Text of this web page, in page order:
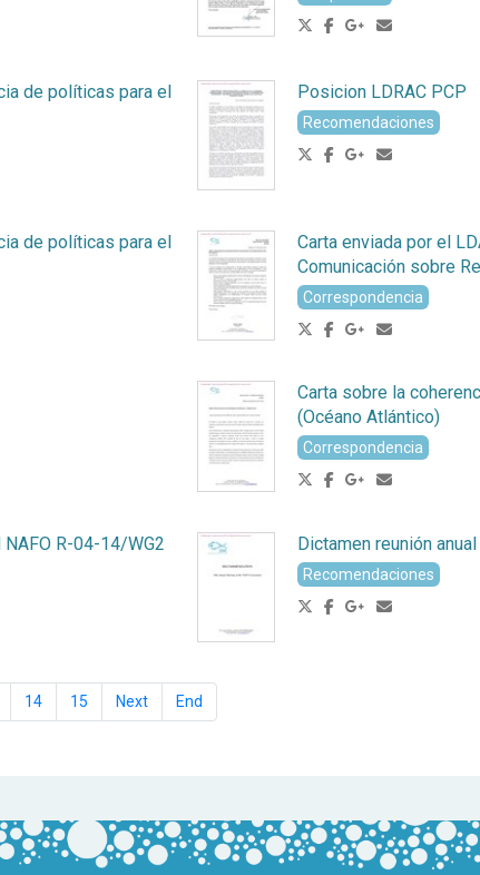
de políticas para el
Posicion LDRAC PCP
Recomendaciones
de políticas para el
Carta enviada por el
Comunicación sobre
Correspondencia
Carta sobre la
(Océano Atlántico)
Correspondencia
R-04-14/WG2 Dictamen reunión
Recomendaciones
14 15